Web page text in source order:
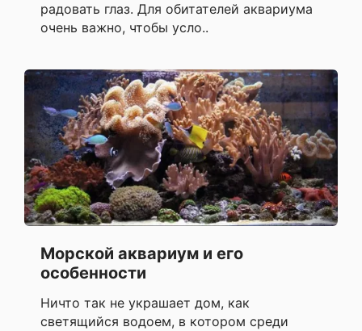
радовать глаз. Для обитателей аквариума
очень важно, чтобы усло..
Морской аквариум и его
особенности
Ничто так не украшает дом, как
светящийся водоем, в котором среди